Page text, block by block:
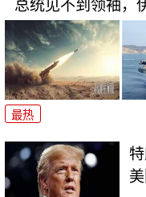
总统见不到领袖，
最热